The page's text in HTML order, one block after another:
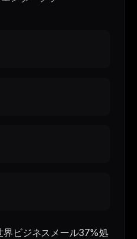
ビジネスメール37%処